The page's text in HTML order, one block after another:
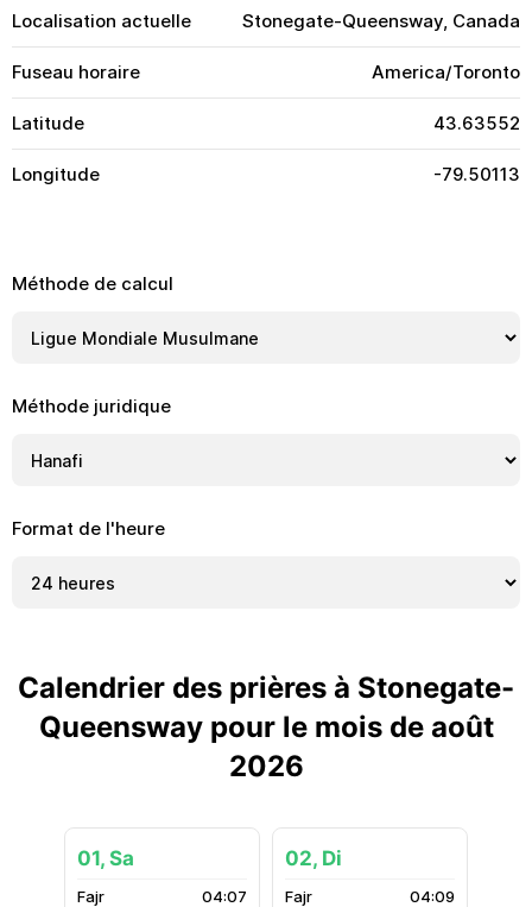
Localisation actuelle Stonegate-Queensway, Canada
Fuseau horaire America/Toronto
Latitude 43.63552
Longitude -79.50113
Méthode de calcul
Méthode juridique
Format de l'heure
Calendrier des prières à Stonegate-
Queensway pour le mois de août
2026
01, Sa
04:07
02, Di
04:09